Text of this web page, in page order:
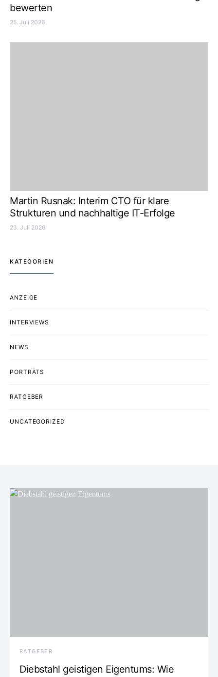
bewerten
25. Juli 2026
Martin Rusnak: Interim CTO für klare
Strukturen und nachhaltige IT-Erfolge
23. Juli 2026
KATEGORIEN
ANZEIGE
INTERVIEWS
NEWS
PORTRÄTS
RATGEBER
UNCATEGORIZED
RATGEBER
Diebstahl geistigen Eigentums: Wie